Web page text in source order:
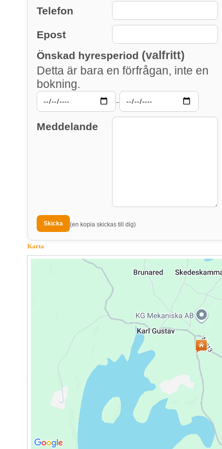
Telefon
Epost
Önskad hyresperiod (valfritt)
Detta är bara en förfrågan, inte en
bokning.
–
Meddelande
(en kopia skickas till dig)
Karta